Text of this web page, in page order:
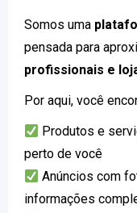
Somos uma
pensada para
profissionais e
Por aqui, você
Produtos e
perto de você
Anúncios com
informações